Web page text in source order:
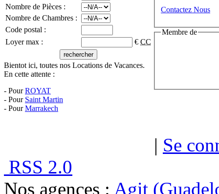
Nombre de Pièces :
Nombre de Chambres :
Code postal :
Loyer max :
€ CC
Bientot ici, toutes nos Locations de Vacances.
En cette attente :
- PourROYAT
- Pour Saint Martin
- PourMarrakech
Contactez Nous
Membre de
| Se
RSS 2.0
Nos agences : Agit